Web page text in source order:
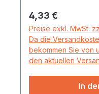
Regulärer Preis:
4,33 €
Preise exkl. MwSt.
Da die
bekommen Sie von
den aktuellen
In